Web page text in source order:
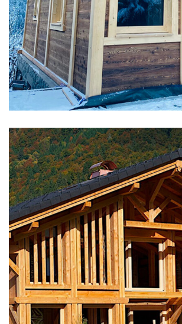
CHALETS NEUFS
Chalet moderne